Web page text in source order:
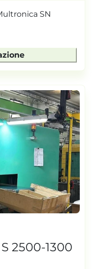
SN
2500-1300